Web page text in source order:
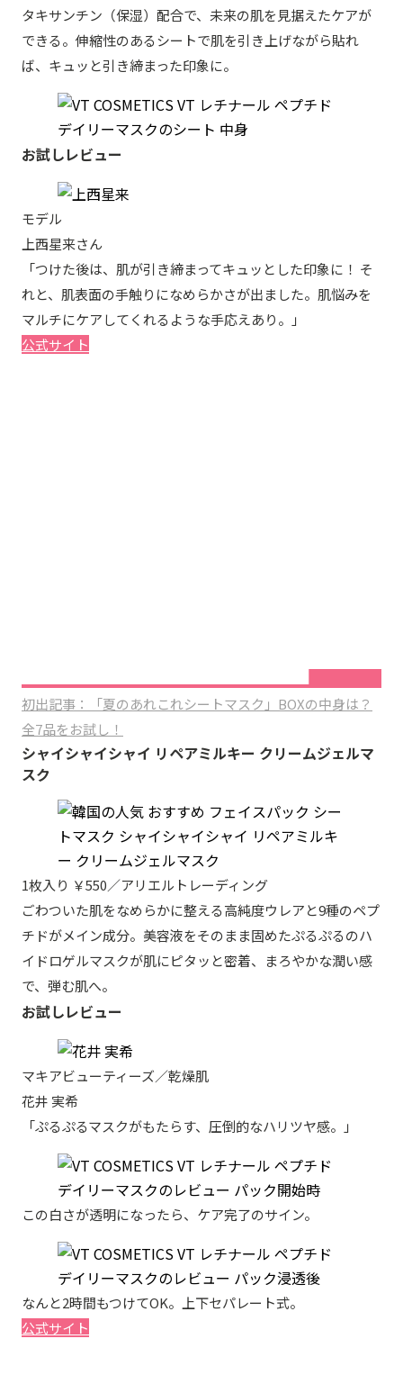
タキサンチン（保湿）配合で、未来の肌を見据えたケアが
できる。伸縮性のあるシートで肌を引き上げながら貼れ
ば、キュッと引き締まった印象に。
お試しレビュー
モデル
上西星来さん
「つけた後は、肌が引き締まってキュッとした印象に！ そ
れと、肌表面の手触りになめらかさが出ました。肌悩みを
マルチにケアしてくれるような手応えあり。」
公式サイト
初出記事：「夏のあれこれシートマスク」BOXの中身は？
全7品をお試し！
シャイシャイシャイ リペアミルキー クリームジェルマ
スク
1枚入り ￥550／アリエルトレーディング
ごわついた肌をなめらかに整える高純度ウレアと9種のペプ
チドがメイン成分。美容液をそのまま固めたぷるぷるのハ
イドロゲルマスクが肌にピタッと密着、まろやかな潤い感
で、弾む肌へ。
お試しレビュー
マキアビューティーズ／乾燥肌
花井 実希
「ぷるぷるマスクがもたらす、圧倒的なハリツヤ感。」
この白さが透明になったら、ケア完了のサイン。
なんと2時間もつけてOK。上下セパレート式。
公式サイト